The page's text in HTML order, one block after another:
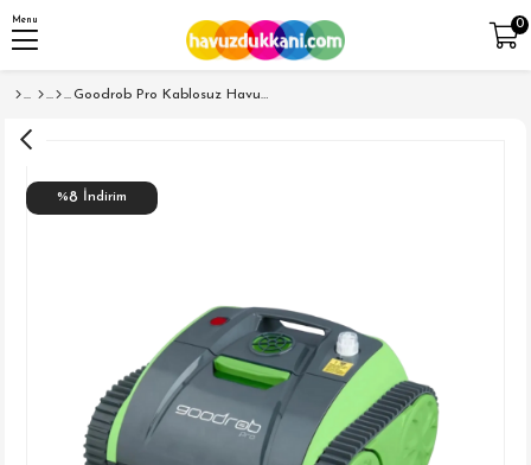
Menu 0
Goodrob Pro Kablosuz Havuz Temizlik Robotu
%8 İndirim